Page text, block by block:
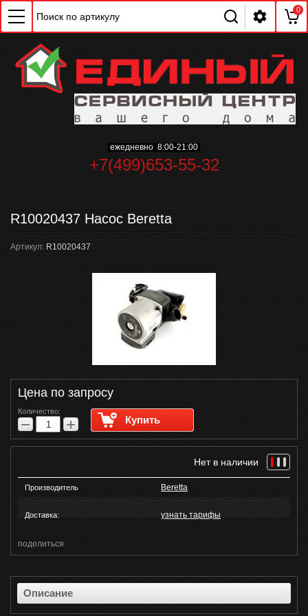
0
ежедневно 8:00-21:00
+7(499)653-55-32
R10020437 Насос Beretta
Артикул: R10020437
Цена по запросу
Количество:
− + Купить
Нет в наличии
Производитель Beretta
Доставка: узнать тарифы
поделиться
Описание
ChatApp
online
Мессенджеры
Свяжитесь с нами через любой удобный
Telegram